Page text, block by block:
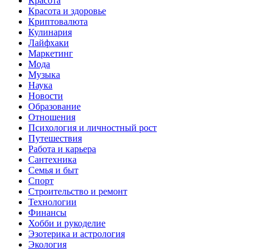
Красота и здоровье
Криптовалюта
Кулинария
Лайфхаки
Маркетинг
Мода
Музыка
Наука
Новости
Образование
Отношения
Психология и личностный рост
Путешествия
Работа и карьера
Сантехника
Семья и быт
Спорт
Строительство и ремонт
Технологии
Финансы
Хобби и рукоделие
Эзотерика и астрология
Экология